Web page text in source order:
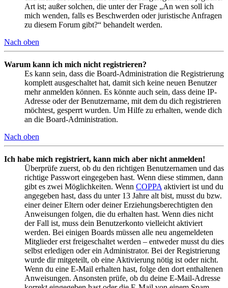
Art ist; außer solchen, die unter der Frage „An wen soll ich
mich wenden, falls es Beschwerden oder juristische Anfragen
zu diesem Forum gibt?“ behandelt werden.
Nach oben
Warum kann ich mich nicht registrieren?
Es kann sein, dass die Board-Administration die Registrierung
komplett ausgeschaltet hat, damit sich keine neuen Benutzer
mehr anmelden können. Es könnte auch sein, dass deine IP-
Adresse oder der Benutzername, mit dem du dich registrieren
möchtest, gesperrt wurden. Um Hilfe zu erhalten, wende dich
an die Board-Administration.
Nach oben
Ich habe mich registriert, kann mich aber nicht anmelden!
Überprüfe zuerst, ob du den richtigen Benutzernamen und das
richtige Passwort eingegeben hast. Wenn diese stimmen, dann
gibt es zwei Möglichkeiten. Wenn COPPA aktiviert ist und du
angegeben hast, dass du unter 13 Jahre alt bist, musst du bzw.
einer deiner Eltern oder deiner Erziehungsberechtigten den
Anweisungen folgen, die du erhalten hast. Wenn dies nicht
der Fall ist, muss dein Benutzerkonto vielleicht aktiviert
werden. Bei einigen Boards müssen alle neu angemeldeten
Mitglieder erst freigeschaltet werden – entweder musst du dies
selbst erledigen oder ein Administrator. Bei der Registrierung
wurde dir mitgeteilt, ob eine Aktivierung nötig ist oder nicht.
Wenn du eine E-Mail erhalten hast, folge den dort enthaltenen
Anweisungen. Ansonsten prüfe, ob du deine E-Mail-Adresse